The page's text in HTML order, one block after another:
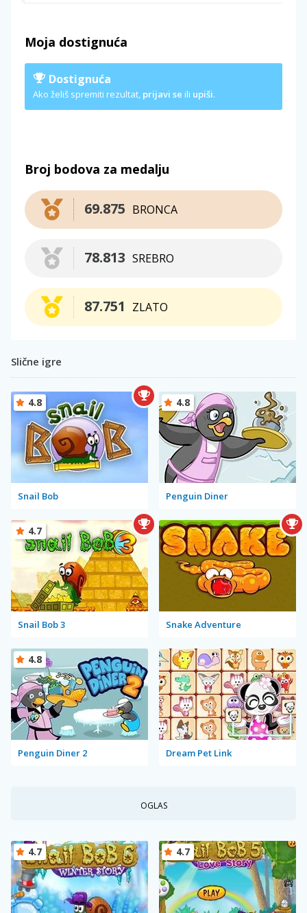
Moja dostignuća
Dostignuća
Ako želiš spremiti rezultat, prijavi se ili upiši.
Broj bodova za medalju
BRONCA
69.875
SREBRO
78.813
ZLATO
87.751
Slične igre
Snail Bob
4.8
Penguin Diner
4.8
Snail Bob 3
4.7
Snake Adventure
Penguin Diner 2
4.8
Dream Pet Link
OGLAS
4.7 4.7